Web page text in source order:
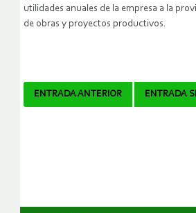
utilidades anuales de la empresa a la
de obras y proyectos productivos.
Navegador
ENTRADA ANTERIOR ENTRADA